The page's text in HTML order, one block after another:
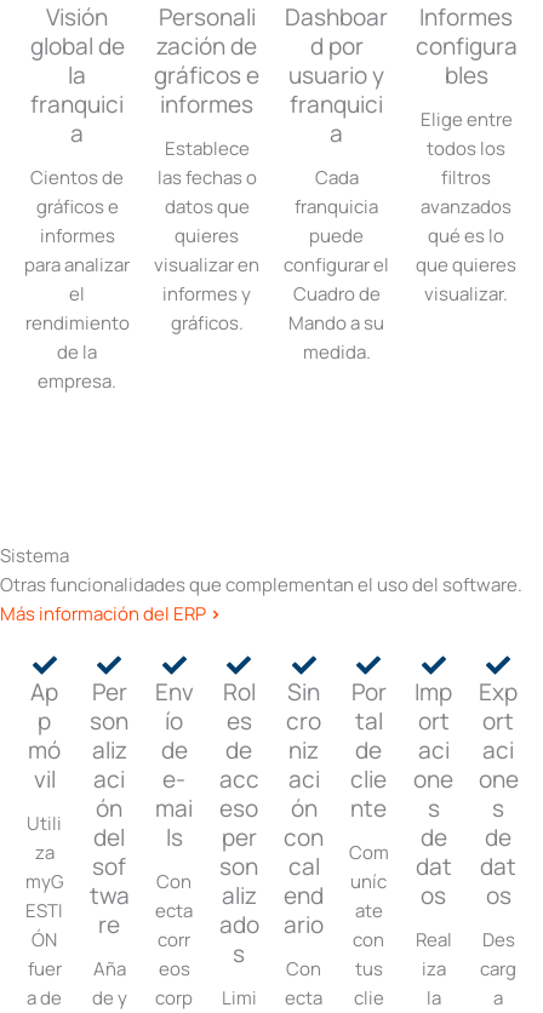
Visión
global de
la
franquici
a
Cientos de
gráficos e
informes
para analizar
el
rendimiento
de la
empresa.
Personali
zación de
gráficos e
informes
Establece
las fechas o
datos que
quieres
visualizar en
informes y
gráficos.
Dashboar
d por
usuario y
franquici
a
Cada
franquicia
puede
configurar el
Cuadro de
Mando a su
medida.
Informes
configura
bles
Elige entre
todos los
filtros
avanzados
qué es lo
que quieres
visualizar.
Sistema
Otras funcionalidades que complementan el uso del software.
Más información del ERP >
Ap
p
mó
vil
Utili
za
myG
ESTI
ÓN
fuer
a de
Per
son
aliz
aci
ón
del
sof
twa
re
Aña
de y
Env
ío
de
e-
mai
ls
Con
ecta
corr
eos
corp
Rol
es
de
acc
eso
per
son
aliz
ado
s
Limi
Sin
cro
niz
aci
ón
con
cal
end
ario
Con
ecta
Por
tal
de
clie
nte
Com
uníc
ate
con
tus
clie
Imp
ort
aci
one
s
de
dat
os
Real
iza
la
Exp
ort
aci
one
s
de
dat
os
Des
carg
a